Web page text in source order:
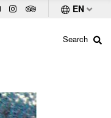
EN
Search